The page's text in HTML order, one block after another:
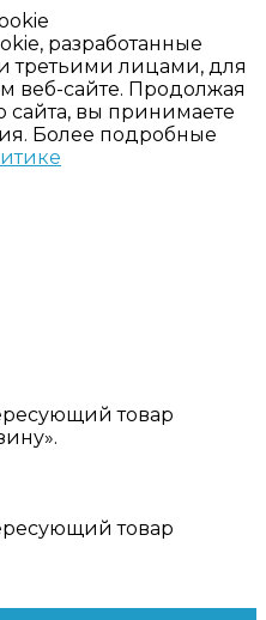
разработанные
третьими лицами, для
веб-сайте. Продолжая
сайта, вы принимаете
Более подробные
товар
товар